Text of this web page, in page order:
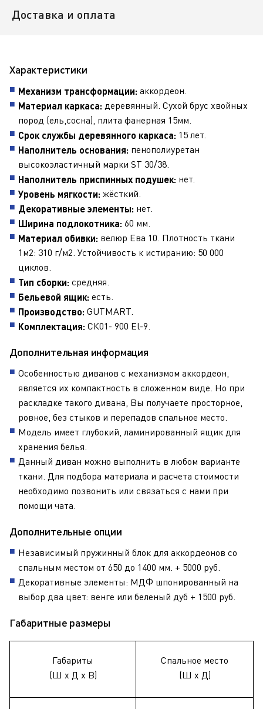
Доставка и оплата
Характеристики
Механизм трансформации: аккордеон.
Материал каркаса: деревянный. Сухой брус хвойных
пород (ель,сосна), плита фанерная 15мм.
Срок службы деревянного каркаса: 15 лет.
Наполнитель основания: пенополиуретан
высокоэластичный марки ST 30/38.
Наполнитель приспинных подушек: нет.
Уровень мягкости: жёсткий.
Декоративные элементы: нет.
Ширина подлокотника: 60 мм.
Материал обивки: велюр Ева 10. Плотность ткани
1м2: 310 г/м2. Устойчивость к истиранию: 50 000
циклов.
Тип сборки: средняя.
Бельевой ящик: есть.
Производство: GUTMART.
Комплектация: СК01- 900 El-9.
Дополнительная информация
Особенностью диванов с механизмом аккордеон,
является их компактность в сложенном виде. Но при
раскладке такого дивана, Вы получаете просторное,
ровное, без стыков и перепадов спальное место.
Модель имеет глубокий, ламинированный ящик для
хранения белья.
Данный диван можно выполнить в любом варианте
ткани. Для подбора материала и расчета стоимости
необходимо позвонить или связаться с нами при
помощи чата.
Дополнительные опции
Независимый пружинный блок для аккордеонов со
спальным местом от 650 до 1400 мм. + 5000 руб.
Декоративные элементы: МДФ шпонированный на
выбор два цвет: венге или беленый дуб + 1500 руб.
Габаритные размеры
Габариты
(Ш х Д х В)
Спальное место
(Ш х Д)